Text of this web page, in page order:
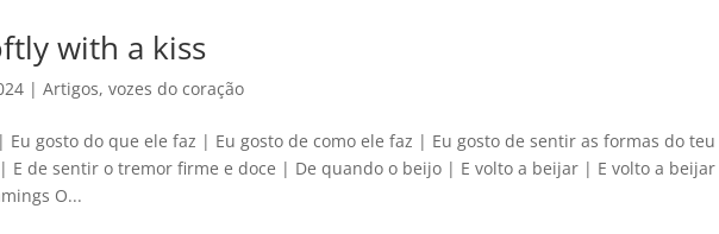
with a kiss
|Artigos,vozes do coração
Eu gosto do que ele faz | Eu gosto de como ele faz | Eu gosto de sentir as formas do teu
E de sentir o tremor firme e doce | De quando o beijo | E volto a beijar | E volto a
O...